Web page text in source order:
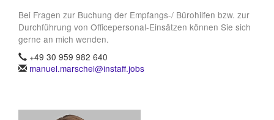
Bei Fragen zur Buchung der Empfangs-/ Bürohilfen bzw. zur
Durchführung von Officepersonal-Einsätzen können Sie sich
gerne an mich wenden.
+49 30 959 982 640
manuel.marschel@instaff.jobs